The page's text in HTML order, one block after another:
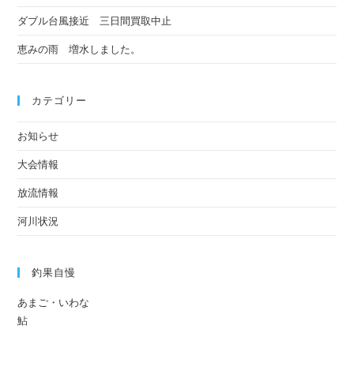
ダブル台風接近 三日間買取中止
恵みの雨 増水しました。
カテゴリー
お知らせ
大会情報
放流情報
河川状況
釣果自慢
あまご・いわな
鮎